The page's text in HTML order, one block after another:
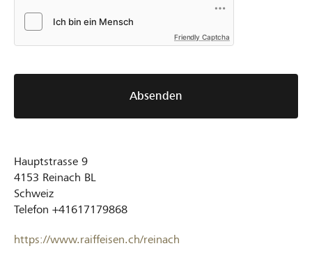
Friendly Captcha
Absenden
Hauptstrasse 9
4153 Reinach BL
Schweiz
Telefon +41617179868
https://www.raiffeisen.ch/reinach